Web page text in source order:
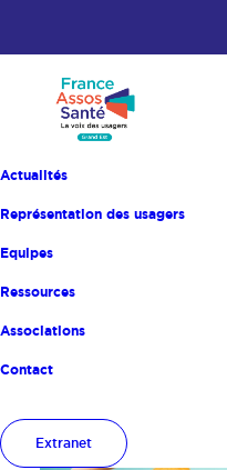
Actualités
Représentation des usagers
Equipes
Ressources
Associations
Contact
Extranet